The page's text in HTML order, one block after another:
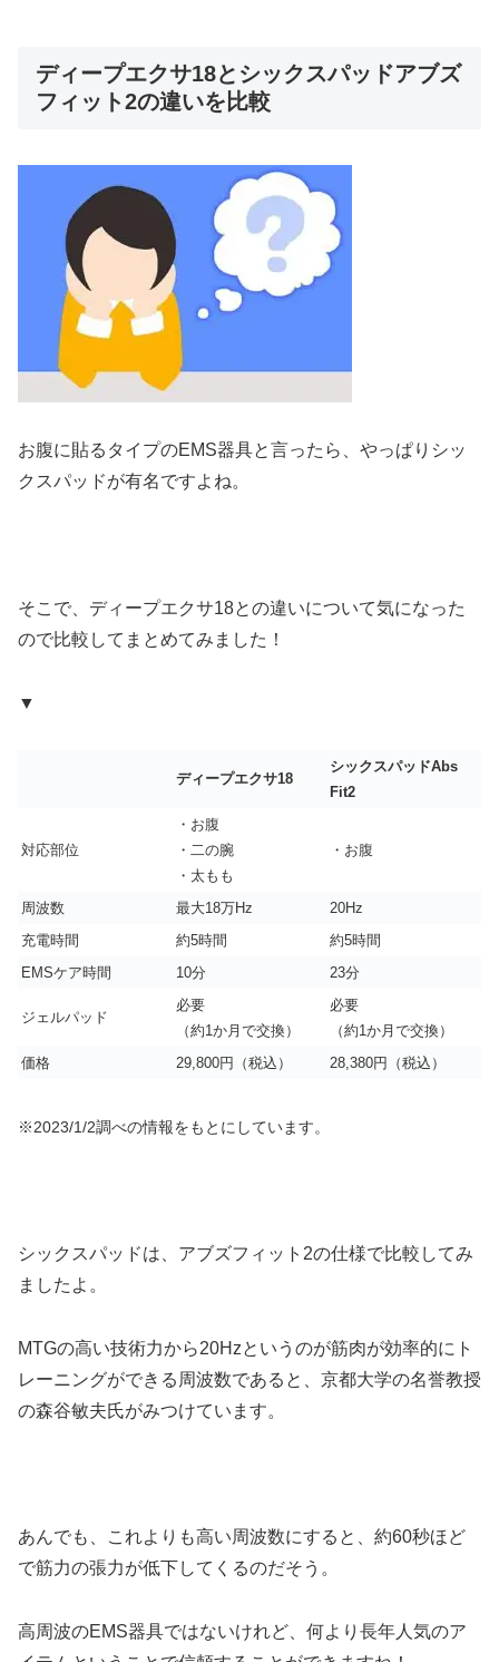
ディープエクサ18とシックスパッドアブズ
フィット2の違いを比較
お腹に貼るタイプのEMS器具と言ったら、やっぱりシッ
クスパッドが有名ですよね。
そこで、ディープエクサ18との違いについて気になった
ので比較してまとめてみました！
▼
ディープエクサ18
シックスパッドAbs
Fit2
対応部位
・お腹
・二の腕
・太もも
・お腹
周波数 最大18万Hz
20Hz
充電時間
約5時間
約5時間
EMSケア時間
10分 23分
ジェルパッド
必要
（約1か月で交換）
必要
（約1か月で交換）
価格
29,800円（税込） 28,380円（税込）
※2023/1/2調べの情報をもとにしています。
シックスパッドは、アブズフィット2の仕様で比較してみ
ましたよ。
MTGの高い技術力から20Hzというのが筋肉が効率的にト
レーニングができる周波数であると、京都大学の名誉教授
の森谷敏夫氏がみつけています。
あんでも、これよりも高い周波数にすると、約60秒ほど
で筋力の張力が低下してくるのだそう。
高周波のEMS器具ではないけれど、何より長年人気のア